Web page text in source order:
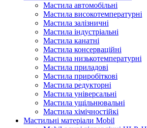
Мастила автомобільні
Мастила високотемпературні
Мастила залізничні
Мастила індустріальні
Мастила канатні
Мастила консерваційні
Мастила низькотемпературні
Мастила приладові
Мастила приробіткові
Мастила редукторні
Мастила універсальні
Мастила ущільнювальні
Мастила хімічностійкі
Мастильні матеріали Mobil